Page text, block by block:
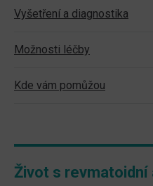
Vyšetření a diagnostika
Možnosti léčby
Kde vám pomůžou
Život s